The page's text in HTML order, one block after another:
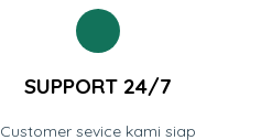
SUPPORT 24/7
Customer sevice kami siap